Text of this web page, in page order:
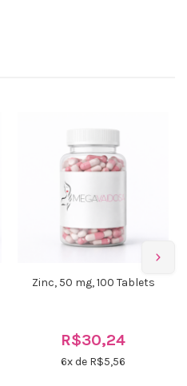
Zinc, 50 mg, 100 Tablets
R$30,24
6x de R$5,56